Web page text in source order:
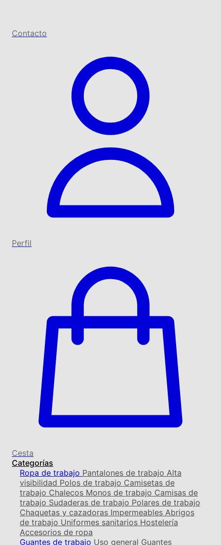
Contacto
Perfil
Cesta
Categorías
Ropa de trabajo Pantalones de trabajo Alta
visibilidad Polos de trabajo Camisetas de
trabajo Chalecos Monos de trabajo Camisas de
trabajo Sudaderas de trabajo Polares de trabajo
Chaquetas y cazadoras Impermeables Abrigos
de trabajo Uniformes sanitarios Hostelería
Accesorios de ropa
Guantes de trabajo Uso general Guantes